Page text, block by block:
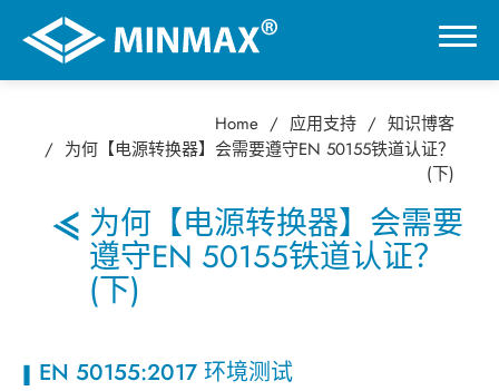
Home 应用支持
知识博客
为何【电源转换器】会需要遵守EN 50155铁道认证？
(下)
为何【电源转换器】会需要
遵守EN 50155铁道认证？
(下)
EN 50155:2017 环境测试
0
虚拟展厅
产品选择